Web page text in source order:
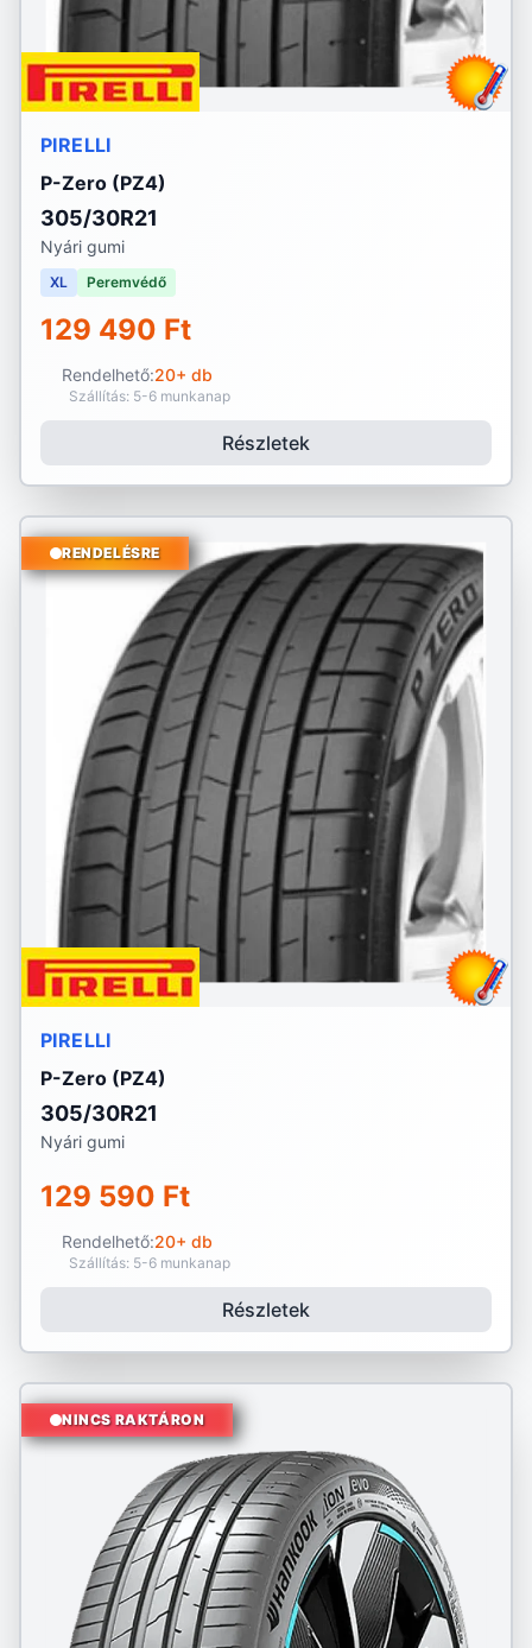
PIRELLI
P-Zero (PZ4)
305/30R21
Nyári gumi
XL Peremvédő
129 490 Ft
Rendelhető:20+ db
Szállítás: 5-6 munkanap
Részletek
RENDELÉSRE
PIRELLI
P-Zero (PZ4)
305/30R21
Nyári gumi
129 590 Ft
Rendelhető:20+ db
Szállítás: 5-6 munkanap
Részletek
NINCS RAKTÁRON